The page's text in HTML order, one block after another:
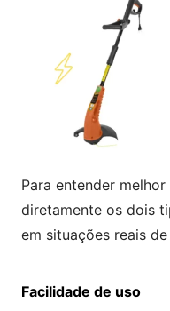
Para entender
diretamente os dois
em situações reais de
Facilidade de uso